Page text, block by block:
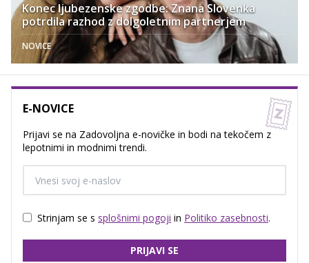
Konec ljubezenske zgodbe: Znana Slovenka
potrdila razhod z dolgoletnim partnerjem
NOVICE
E-NOVICE
Prijavi se na Zadovoljna e-novičke in bodi na tekočem z
lepotnimi in modnimi trendi.
Strinjam se s splošnimi pogoji in Politiko zasebnosti.
PRIJAVI SE